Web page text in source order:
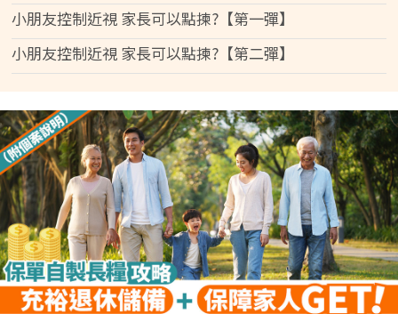
小朋友控制近視 家長可以點揀?【第一彈】
小朋友控制近視 家長可以點揀?【第二彈】